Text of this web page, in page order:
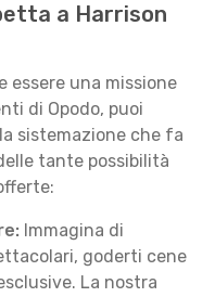
a Harrison
essere una missione
di Opodo, puoi
sistemazione che fa
tante possibilità
Immagina di
goderti cene
La nostra